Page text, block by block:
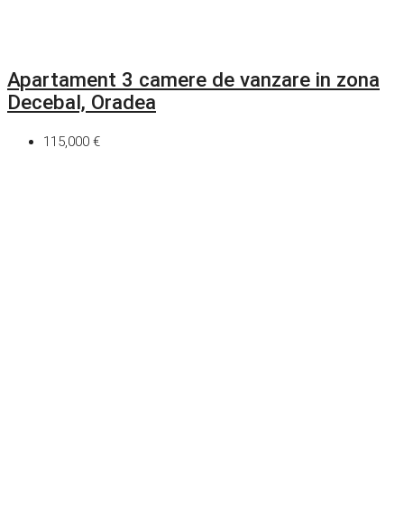
Apartament 3 camere de vanzare in zona
Decebal, Oradea
115,000 €